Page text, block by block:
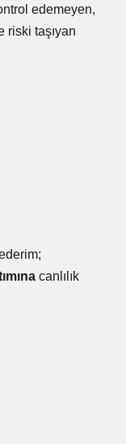
edemeyen,
riski taşıyan
canlılık